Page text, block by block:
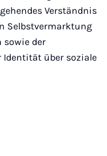
Verständnis
Selbstvermarktung
sowie der
über soziale